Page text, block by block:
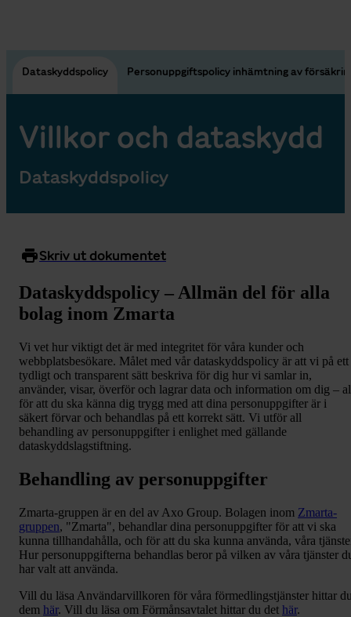
Dataskyddspolicy Personuppgiftspolicy inhämtning av
Villkor och dataskydd
Dataskyddspolicy
Skriv ut dokumentet
Dataskyddspolicy – Allmän del för alla
bolag inom Zmarta
Vi vet hur viktigt det är med integritet för våra kunder och
webbplatsbesökare. Målet med vår dataskyddspolicy är att vi på ett
tydligt och transparent sätt beskriva för dig hur vi samlar in,
använder, visar, överför och lagrar data och information om dig –
för att du ska känna dig trygg med att dina personuppgifter är i
säkert förvar och behandlas på ett korrekt sätt. Vi utför all
behandling av personuppgifter i enlighet med gällande
dataskyddslagstiftning.
Behandling av personuppgifter
Zmarta-gruppen är en del av Axo Group. Bolagen inom Zmarta-
gruppen, "Zmarta", behandlar dina personuppgifter för att vi ska
kunna tillhandahålla, och för att du ska kunna använda, våra
Hur personuppgifterna behandlas beror på vilken av våra tjänster
har valt att använda.
Vill du läsa Användarvillkoren för våra förmedlingstjänster hittar
dem här. Vill du läsa om Förmånsavtalet hittar du det här.